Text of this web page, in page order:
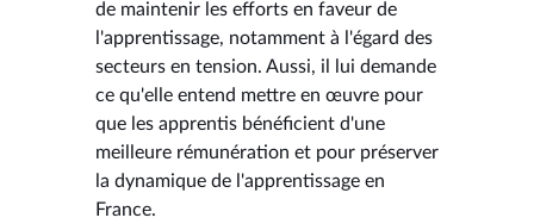
de maintenir les efforts en faveur de
l'apprentissage, notamment à l'égard des
secteurs en tension. Aussi, il lui demande
ce qu'elle entend mettre en œuvre pour
que les apprentis bénéficient d'une
meilleure rémunération et pour préserver
la dynamique de l'apprentissage en
France.